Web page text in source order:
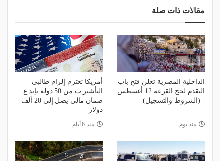
مقالات ذات صلة
الداخلية المصرية تعلن فتح باب
التقدم لحج القرعة 12 أغسطس
- (الشروط والتسجيل)
منذ يوم
أمريكا تعتزم إلزام طالبي
التأشيرات من 50 دولة بإيداع
ضمان مالي يصل إلى 20 ألف
دولار
منذ 6 أيام